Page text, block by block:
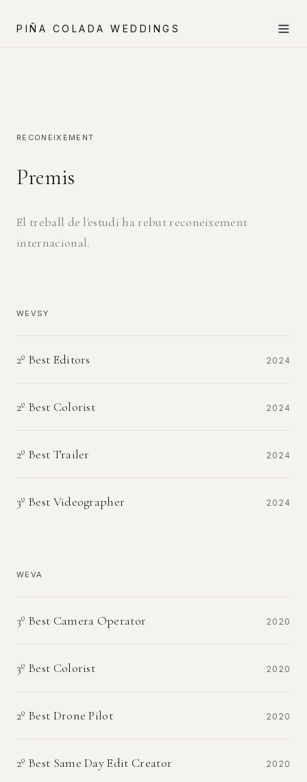
PIÑA COLADA WEDDINGS
RECONEIXEMENT
Premis
El treball de l'estudi ha rebut reconeixement
internacional.
WEVSY
2º Best Editors 2024
2º Best Colorist 2024
2º Best Trailer 2024
3º Best Videographer 2024
WEVA
3º Best Camera Operator 2020
3º Best Colorist 2020
2º Best Drone Pilot 2020
2º Best Same Day Edit Creator 2020